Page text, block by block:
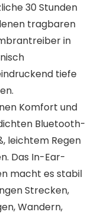
30 Stunden
tragbaren
in
tiefe
Komfort und
Bluetooth-
leichtem Regen
Das In-Ear-
macht es stabil
Strecken,
Wandern,